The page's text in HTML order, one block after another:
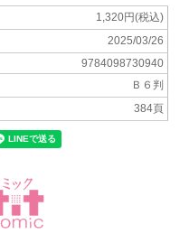
1,320円(税込)
2025/03/26
9784098730940
Ｂ６判
384頁